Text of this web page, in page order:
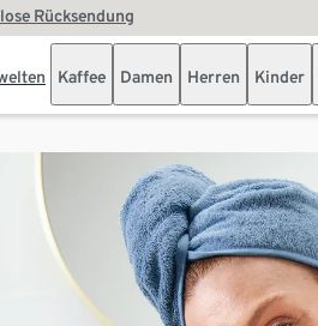
Rücksendung
Kaffee Damen Herren Kinder